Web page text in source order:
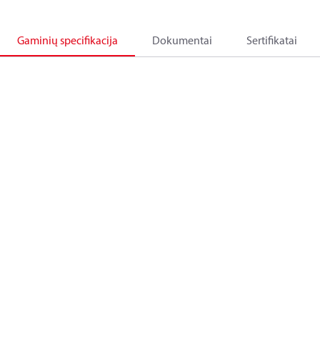
Gaminių specifikacija Dokumentai Sertifikatai